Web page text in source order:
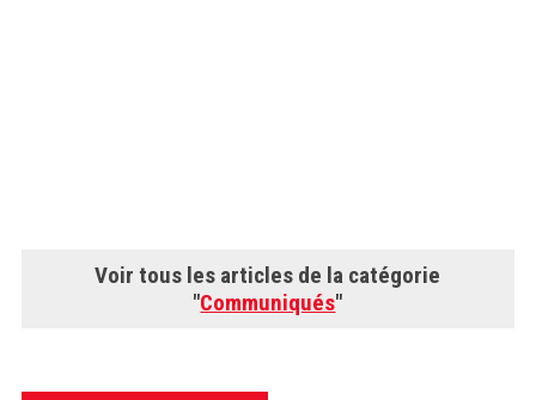
Voir tous les articles de la catégorie
"Communiqués"